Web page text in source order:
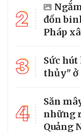
2
đồn
Pháp
3
Sức
thủy" ở
4
Săn
những
Quảng